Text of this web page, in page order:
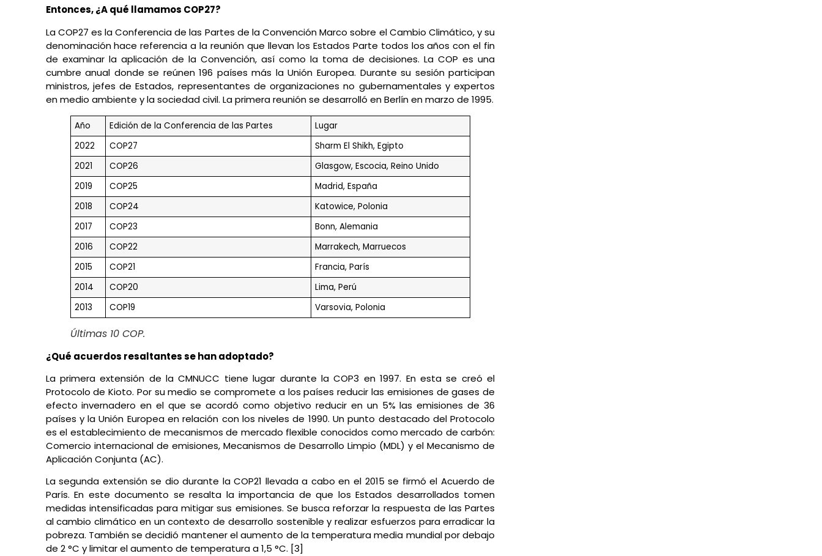
Entonces, ¿A qué llamamos COP27?
La COP27 es la Conferencia de las Partes de la Convención Marco sobre el Cambio Climático, y su
denominación hace referencia a la reunión que llevan los Estados Parte todos los años con el fin
de examinar la aplicación de la Convención, así como la toma de decisiones. La COP es una
cumbre anual donde se reúnen 196 países más la Unión Europea. Durante su sesión participan
ministros, jefes de Estados, representantes de organizaciones no gubernamentales y expertos
en medio ambiente y la sociedad civil. La primera reunión se desarrolló en Berlín en marzo de 1995.
Año Edición de la Conferencia de las Partes
Lugar
2022
COP27
Sharm El Shikh, Egipto
2021
COP26
Glasgow, Escocia, Reino Unido
2019
COP25
Madrid, España
2018
COP24
Katowice, Polonia
2017
COP23
Bonn, Alemania
2016
COP22
Marrakech, Marruecos
2015
COP21
Francia, París
2014
COP20
Lima, Perú
2013
COP19 Varsovia, Polonia
Últimas 10 COP.
¿Qué acuerdos resaltantes se han adoptado?
La primera extensión de la CMNUCC tiene lugar durante la COP3 en 1997. En esta se creó el
Protocolo de Kioto. Por su medio se compromete a los países reducir las emisiones de gases de
efecto invernadero en el que se acordó como objetivo reducir en un 5% las emisiones de 36
países y la Unión Europea en relación con los niveles de 1990. Un punto destacado del Protocolo
es el establecimiento de mecanismos de mercado flexible conocidos como mercado de carbón:
Comercio internacional de emisiones, Mecanismos de Desarrollo Limpio (MDL) y el Mecanismo de
Aplicación Conjunta (AC).
La segunda extensión se dio durante la COP21 llevada a cabo en el 2015 se firmó el Acuerdo de
París. En este documento se resalta la importancia de que los Estados desarrollados tomen
medidas intensificadas para mitigar sus emisiones. Se busca reforzar la respuesta de las Partes
al cambio climático en un contexto de desarrollo sostenible y realizar esfuerzos para erradicar la
pobreza. También se decidió mantener el aumento de la temperatura media mundial por debajo
de 2 °C y limitar el aumento de temperatura a 1,5 °C. [3]